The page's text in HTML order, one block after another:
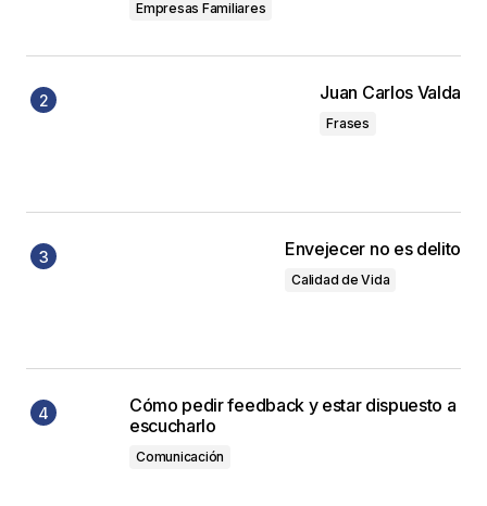
Empresas Familiares
Juan Carlos Valda
Frases
Envejecer no es delito
Calidad de Vida
Cómo pedir feedback y estar dispuesto a
escucharlo
Comunicación